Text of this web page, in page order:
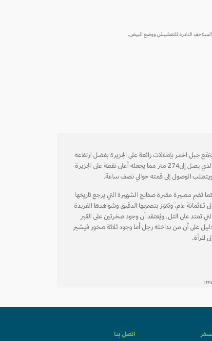
السلاحف النادرة للتعشيش ووضع البيض.
جبل الحمر بإطلالات رائعة على الجزيرة بفضل ارتفاعه
الذي يصل إلى274 متر مما يجعله أعلى نقطة على الجزيرة
الوصول إلى قمته حوالي نصف ساعة.
كما تضم مصيرة مقبرة صفايج الشهيرة التي يرجع تاريخها
ثلاثمائة عام، وتتميّز بتصميمها الدقيق وشواهدها الفريدة
التي تمتد على التل. ويُعتقد أن وجود صخرتين على القبر
على أن من بداخله رجل أما وجود ثلاثة صخور فيشير
المرأة.
اتصل بنا